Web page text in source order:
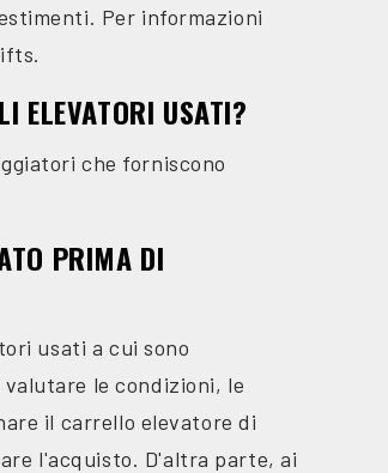
Per informazioni
ELEVATORI USATI?
che forniscono
PRIMA DI
usati a cui sono
le condizioni, le
il carrello elevatore di
l'acquisto. D'altra parte, ai